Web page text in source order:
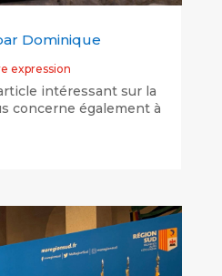
Dominique
expression
intéressant sur la
concerne également à